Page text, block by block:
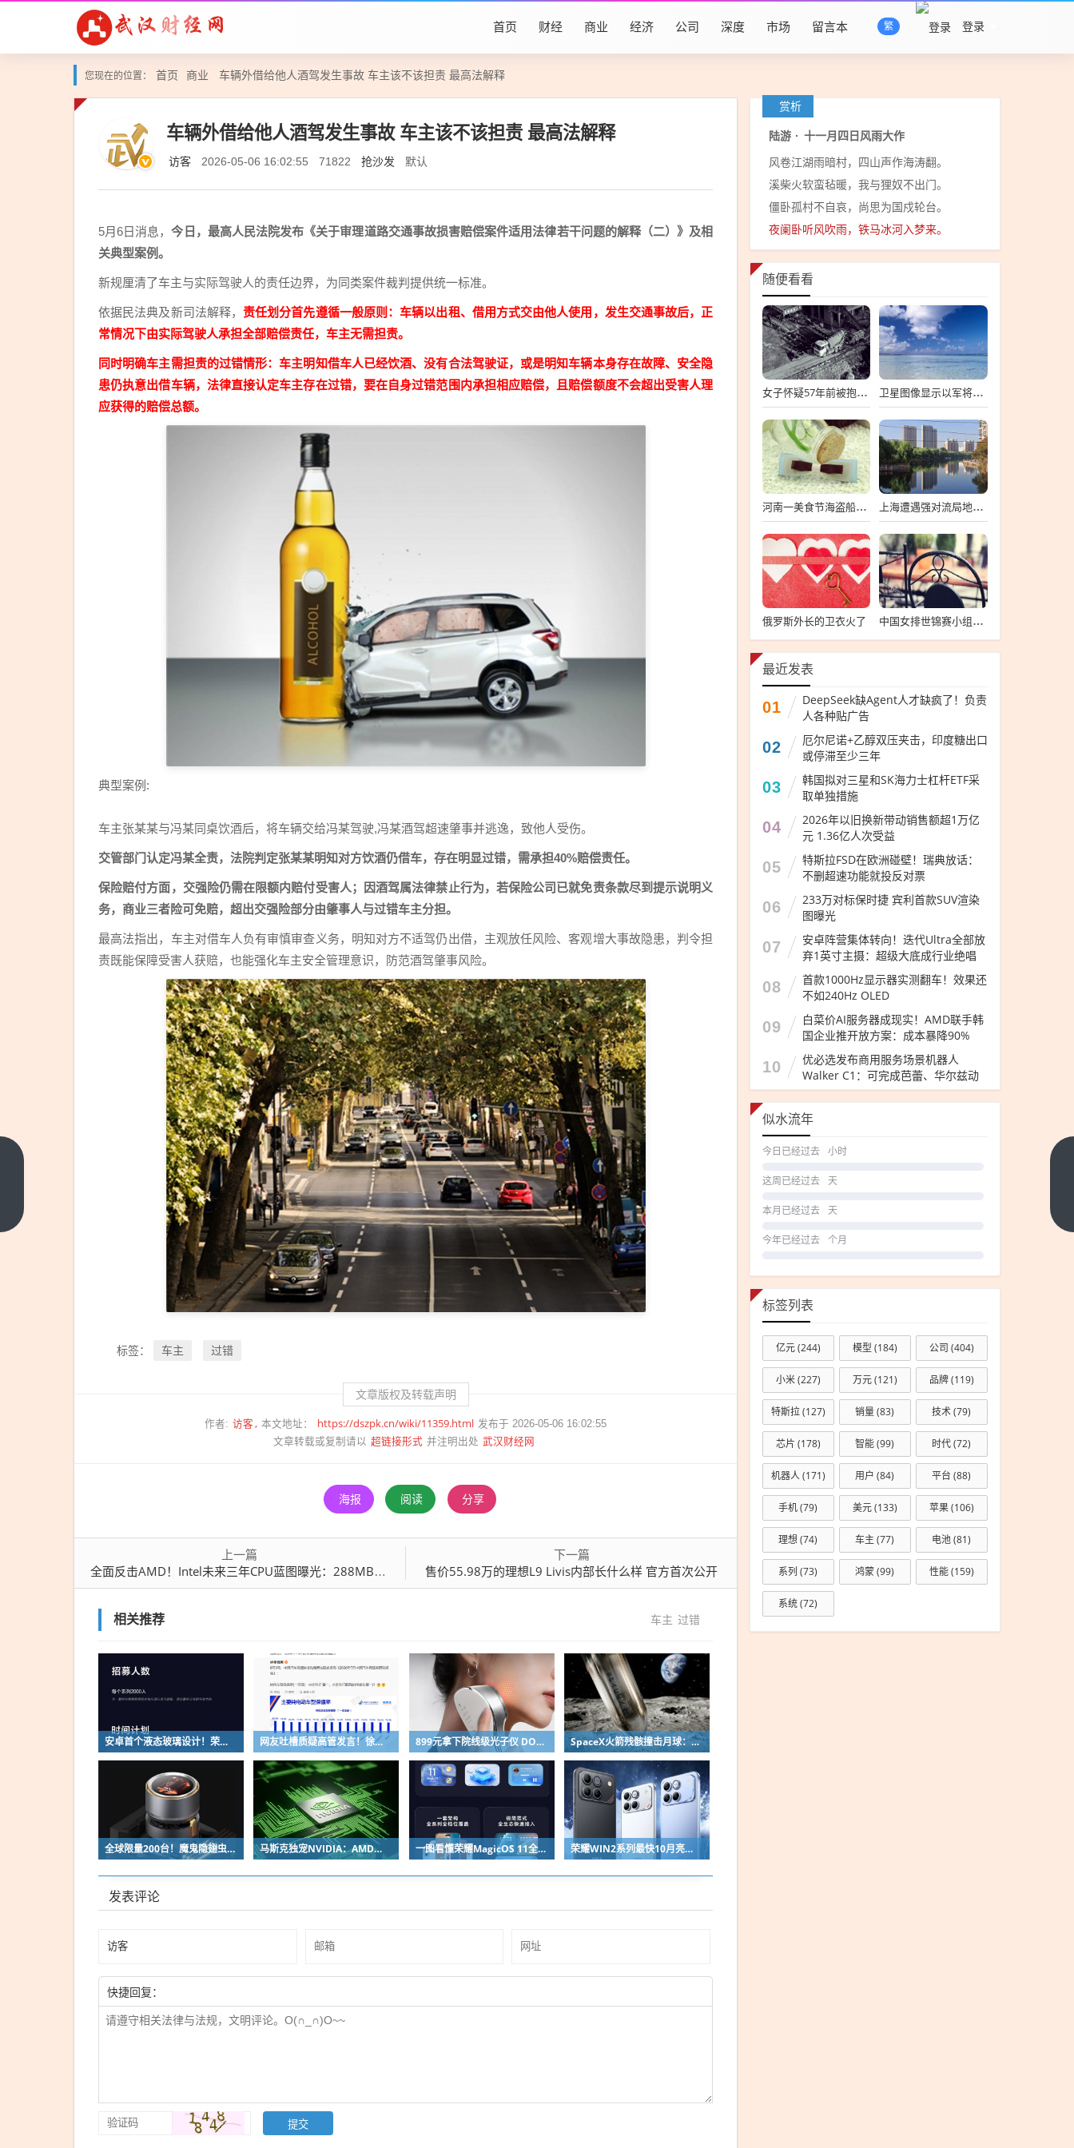
登录
繁
首页 财经 商业 经济 公司 深度 市场 留言本
您现在的位置： 首页 商业 车辆外借给他人酒驾发生事故 车主该不该担责 最高法解释
车辆外借给他人酒驾发生事故 车主该不该担责 最高法解释
访客 2026-05-06 16:02:55 71822 抢沙发 默认
5月6日消息，今日，最高人民法院发布《关于审理道路交通事故损害赔偿案件适用法律若干问题的解释（二）》及相
关典型案例。
新规厘清了车主与实际驾驶人的责任边界，为同类案件裁判提供统一标准。
依据民法典及新司法解释，责任划分首先遵循一般原则：车辆以出租、借用方式交由他人使用，发生交通事故后，正
常情况下由实际驾驶人承担全部赔偿责任，车主无需担责。
同时明确车主需担责的过错情形：车主明知借车人已经饮酒、没有合法驾驶证，或是明知车辆本身存在故障、安全隐
患仍执意出借车辆，法律直接认定车主存在过错，要在自身过错范围内承担相应赔偿，且赔偿额度不会超出受害人理
应获得的赔偿总额。
典型案例:
车主张某某与冯某同桌饮酒后，将车辆交给冯某驾驶,冯某酒驾超速肇事并逃逸，致他人受伤。
交管部门认定冯某全责，法院判定张某某明知对方饮酒仍借车，存在明显过错，需承担40%赔偿责任。
保险赔付方面，交强险仍需在限额内赔付受害人；因酒驾属法律禁止行为，若保险公司已就免责条款尽到提示说明义
务，商业三者险可免赔，超出交强险部分由肇事人与过错车主分担。
最高法指出，车主对借车人负有审慎审查义务，明知对方不适驾仍出借，主观放任风险、客观增大事故隐患，判令担
责既能保障受害人获赔，也能强化车主安全管理意识，防范酒驾肇事风险。
标签： 车主 过错
文章版权及转载声明
作者: 访客 本文地址： https://dszpk.cn/wiki/11359.html 发布于 2026-05-06 16:02:55
文章转载或复制请以 超链接形式 并注明出处 武汉财经网
海报 阅读 分享
上一篇
全面反击AMD！Intel未来三年CPU蓝图曝光：288MB大缓存、接口兼容、取消P/E大小核
下一篇
售价55.98万的理想L9 Livis内部长什么样 官方首次公开
相关推荐 车主 过错
安卓首个液态玻璃设计！荣耀MagicOS 11内测招募开启：17款机型首批升级 网友吐槽质疑高管发言！徐洁云回应“孩go”言论争议：是小米用户宠物名 899元拿下院线级光子仪 DOCO童颜超光炮小米有品众筹上线 SpaceX火箭残骸撞击月球：留下直径约30米巨坑
全球限量200台！魔鬼隐翅虫欧米伽L36 Ultra液冷预售：可动冷头售2999元 马斯克独宠NVIDIA：AMD苏姿丰淡定回应 一图看懂荣耀MagicOS 11全新双架构：安卓底层重构 液态玻璃效果拉满 荣耀WIN2系列最快10月亮相：2nm芯片+万级电池组合同档唯一
发表评论
快捷回复：
赏析
陆游 · 十一月四日风雨大作
风卷江湖雨暗村，四山声作海涛翻。
溪柴火软蛮毡暖，我与狸奴不出门。
僵卧孤村不自哀，尚思为国戍轮台。
夜阑卧听风吹雨，铁马冰河入梦来。
随便看看
女子怀疑57年前被抱错 寻亲生父母 卫星图像显示以军将有大动作
河南一美食节海盗船拦腰折断 上海遭遇强对流局地半小时降温13℃
俄罗斯外长的卫衣火了 中国女排世锦赛小组第一
最近发表
01
DeepSeek缺Agent人才缺疯了！负责
人各种贴广告
02
厄尔尼诺+乙醇双压夹击，印度糖出口
或停滞至少三年
03
韩国拟对三星和SK海力士杠杆ETF采
取单独措施
04
2026年以旧换新带动销售额超1万亿
元 1.36亿人次受益
05
特斯拉FSD在欧洲碰壁！瑞典放话：
不删超速功能就投反对票
06
233万对标保时捷 宾利首款SUV渲染
图曝光
07
安卓阵营集体转向！迭代Ultra全部放
弃1英寸主摄：超级大底成行业绝唱
08
首款1000Hz显示器实测翻车！效果还
不如240Hz OLED
09
白菜价AI服务器成现实！AMD联手韩
国企业推开放方案：成本暴降90%
10
优必选发布商用服务场景机器人
Walker C1：可完成芭蕾、华尔兹动
作
似水流年
今日已经过去 小时
这周已经过去 天
本月已经过去 天
今年已经过去 个月
标签列表
亿元(244) 模型 (184) 公司 (404)
小米(227) 万元(121) 品牌(119)
特斯拉(127) 销量(83) 技术(79)
芯片 (178) 智能(99) 时代(72)
机器人(171) 用户 (84) 平台 (88)
手机(79) 美元(133) 苹果(106)
理想(74) 车主 (77) 电池(81)
系列 (73) 鸿蒙(99) 性能(159)
系统(72)